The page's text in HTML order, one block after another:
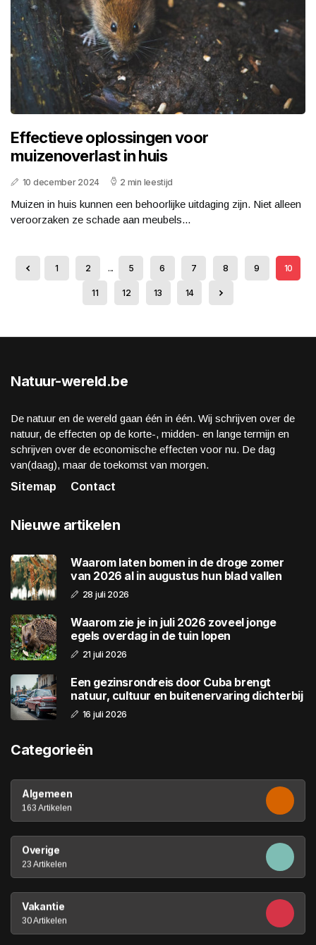
Effectieve oplossingen voor
muizenoverlast in huis
10 december 2024 2 min leestijd
Muizen in huis kunnen een behoorlijke uitdaging zijn. Niet alleen
veroorzaken ze schade aan meubels...
1 2 ... 5 6 7 8 9 10
11 12 13 14
Natuur-wereld.be
De natuur en de wereld gaan één in één. Wij schrijven over de
natuur, de effecten op de korte-, midden- en lange termijn en
schrijven over de economische effecten voor nu. De dag
van(daag), maar de toekomst van morgen.
Sitemap
Contact
Nieuwe artikelen
Waarom laten bomen in de droge zomer
van 2026 al in augustus hun blad vallen
28 juli 2026
Waarom zie je in juli 2026 zoveel jonge
egels overdag in de tuin lopen
21 juli 2026
Een gezinsrondreis door Cuba brengt
natuur, cultuur en buitenervaring dichterbij
16 juli 2026
Categorieën
Algemeen
163 Artikelen
Overige
23 Artikelen
Vakantie
30 Artikelen